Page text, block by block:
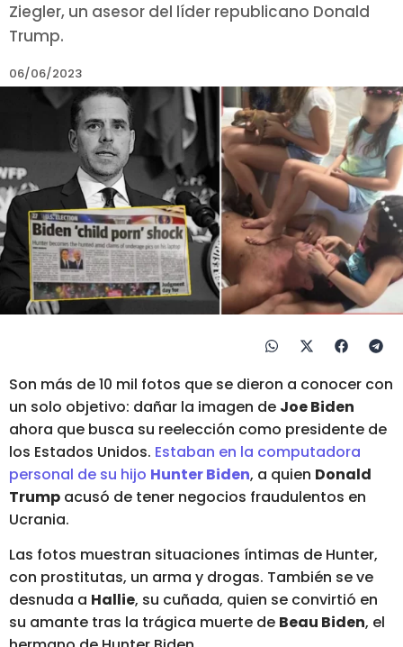
Ziegler, un asesor del líder republicano Donald
Trump.
06/06/2023
Son más de 10 mil fotos que se dieron a conocer con
un solo objetivo: dañar la imagen de Joe Biden
ahora que busca su reelección como presidente de
los Estados Unidos. Estaban en la computadora
personal de su hijo Hunter Biden, a quien Donald
Trump acusó de tener negocios fraudulentos en
Ucrania.
Las fotos muestran situaciones íntimas de Hunter,
con prostitutas, un arma y drogas. También se ve
desnuda a Hallie, su cuñada, quien se convirtió en
su amante tras la trágica muerte de Beau Biden, el